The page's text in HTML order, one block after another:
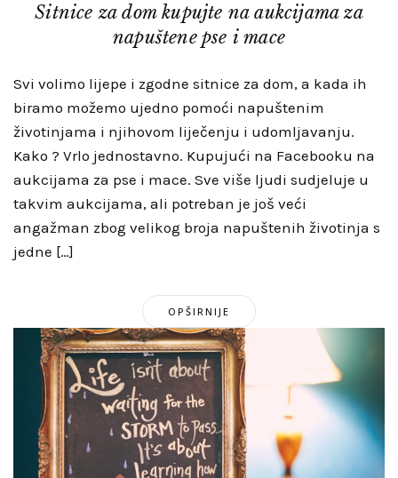
Sitnice za dom kupujte na aukcijama za
napuštene pse i mace
Svi volimo lijepe i zgodne sitnice za dom, a kada ih
biramo možemo ujedno pomoći napuštenim
životinjama i njihovom liječenju i udomljavanju.
Kako ? Vrlo jednostavno. Kupujući na Facebooku na
aukcijama za pse i mace. Sve više ljudi sudjeluje u
takvim aukcijama, ali potreban je još veći
angažman zbog velikog broja napuštenih životinja s
jedne […]
OPŠIRNIJE